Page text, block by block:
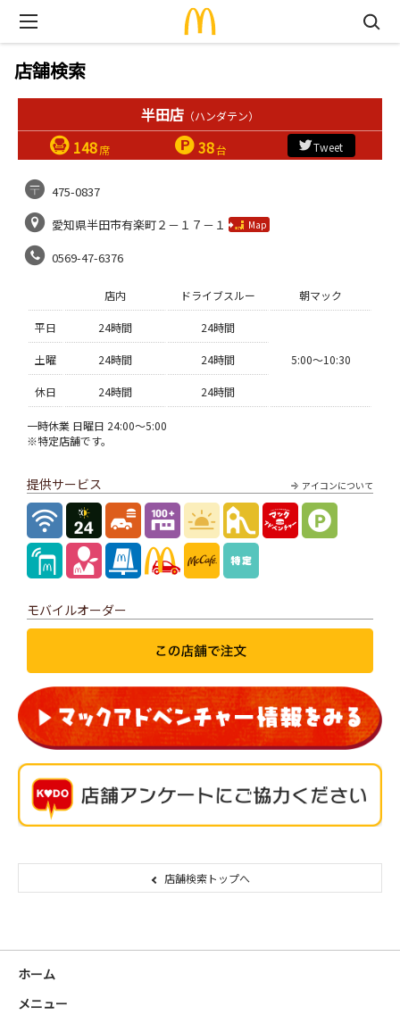
店舗検索
半田店 （ハンダテン）
148 席 38台 Tweet
475-0837
愛知県半田市有楽町２－１７－１
Map
0569-47-6376
店内 ドライブスルー 朝マック
平日 24時間 24時間
5:00〜10:30
土曜 24時間 24時間
休日 24時間 24時間
一時休業 日曜日 24:00～5:00
※特定店舗です。
アイコンについて
提供サービス
モバイルオーダー
店舗検索トップへ
ホーム
メニュー